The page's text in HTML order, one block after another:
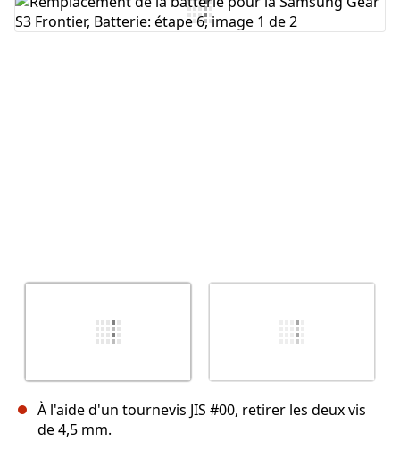
Ajouter un commentaire
À l'aide d'un tournevis JIS #00, retirer les deux vis
de 4,5 mm.